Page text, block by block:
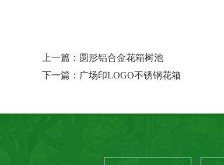
上一篇： 圆形铝合金花箱树池
下一篇： 广场印LOGO不锈钢花箱